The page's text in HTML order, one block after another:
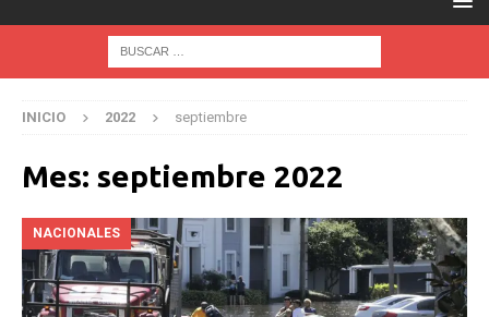
INICIO 2022 septiembre
Mes: septiembre 2022
NACIONALES